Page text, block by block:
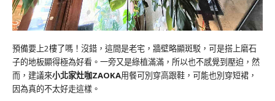
預備要上2樓了嗎！沒錯，這間是老宅，牆壁略顯斑駁，可是搭上磨石
子的地板顯得極為好看。一旁又是綠植滿滿，所以也不感覺到壓迫，然
而，建議來小北家灶咖ZAOKA用餐可別穿高跟鞋，可能也別穿短裙，
因為真的不太好走這樣。